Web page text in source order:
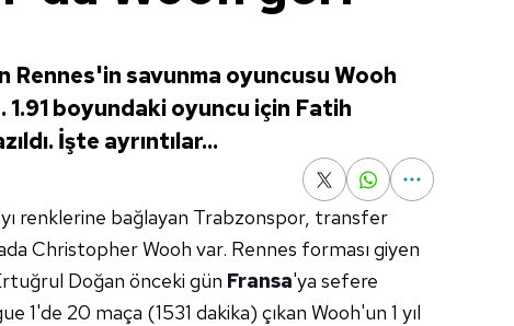
Rennes'in savunma oyuncusu Wooh
boyundaki oyuncu için Fatih
İşte ayrıntılar...
renklerine bağlayan Trabzonspor, transfer
Christopher Wooh var. Rennes forması giyen
Doğan önceki gün Fransa'ya sefere
1'de 20 maça (1531 dakika) çıkan Wooh'un 1 yıl